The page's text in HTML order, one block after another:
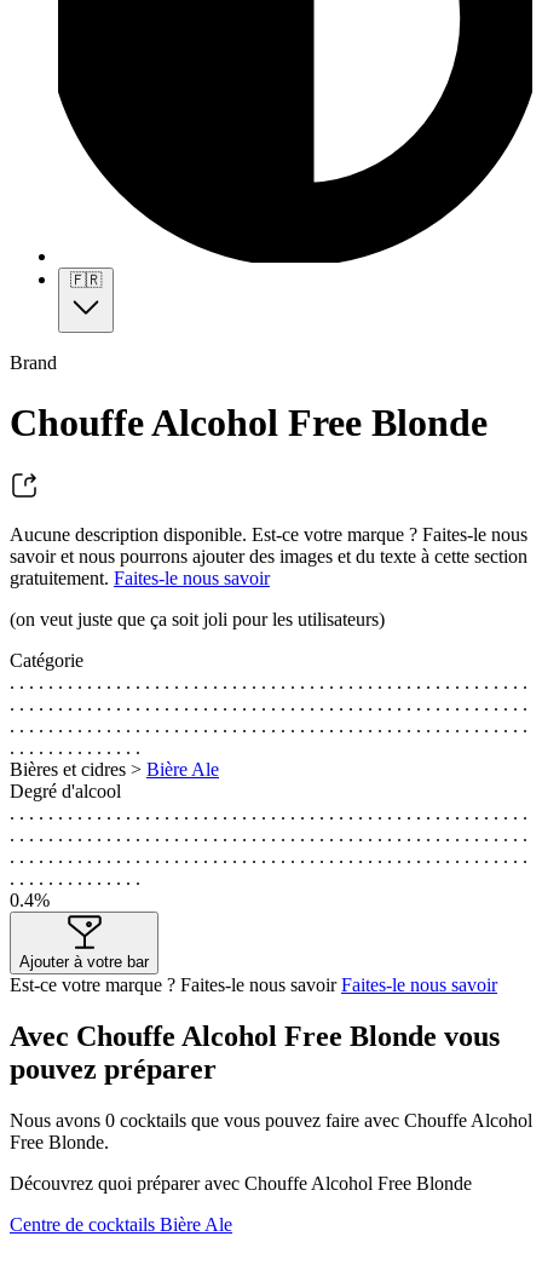
🇫🇷
Brand
Chouffe Alcohol Free Blonde
Aucune description disponible. Est-ce votre marque ? Faites-le nous
savoir et nous pourrons ajouter des images et du texte à cette section
gratuitement. Faites-le nous savoir
(on veut juste que ça soit joli pour les utilisateurs)
Catégorie
. . . . . . . . . . . . . . . . . . . . . . . . . . . . . . . . . . . . . . . . . . . . . . . . . . . . . .
. . . . . . . . . . . . . . . . . . . . . . . . . . . . . . . . . . . . . . . . . . . . . . . . . . . . . .
. . . . . . . . . . . . . . . . . . . . . . . . . . . . . . . . . . . . . . . . . . . . . . . . . . . . . .
. . . . . . . . . . . . . .
Bières et cidres > Bière Ale
Degré d'alcool
. . . . . . . . . . . . . . . . . . . . . . . . . . . . . . . . . . . . . . . . . . . . . . . . . . . . . .
. . . . . . . . . . . . . . . . . . . . . . . . . . . . . . . . . . . . . . . . . . . . . . . . . . . . . .
. . . . . . . . . . . . . . . . . . . . . . . . . . . . . . . . . . . . . . . . . . . . . . . . . . . . . .
. . . . . . . . . . . . . .
0.4%
Ajouter à votre bar
Est-ce votre marque ? Faites-le nous savoirFaites-le nous savoir
Avec Chouffe Alcohol Free Blonde vous
pouvez préparer
Nous avons 0 cocktails que vous pouvez faire avec Chouffe Alcohol
Free Blonde.
Découvrez quoi préparer avec Chouffe Alcohol Free Blonde
Centre de cocktails Bière Ale